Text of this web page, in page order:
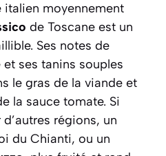
italien moyennement
de Toscane est un
Ses notes de
ses tanins souples
le gras de la viande et
la sauce tomate. Si
régions, un
du Chianti, ou un